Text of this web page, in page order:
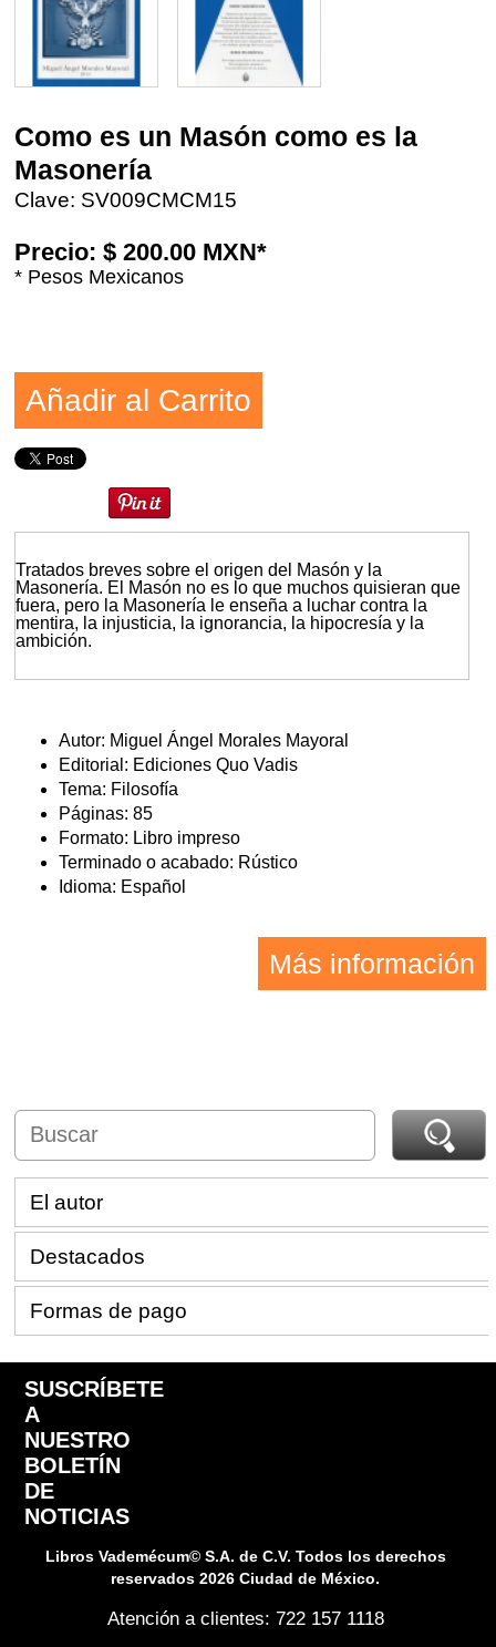
Como es un Masón como es la
Masonería
Clave: SV009CMCM15
Precio: $ 200.00 MXN*
* Pesos Mexicanos
Añadir al Carrito
Tratados breves sobre el origen del Masón y la
Masonería. El Masón no es lo que muchos quisieran que
fuera, pero la Masonería le enseña a luchar contra la
mentira, la injusticia, la ignorancia, la hipocresía y la
ambición.
Autor: Miguel Ángel Morales Mayoral
Editorial: Ediciones Quo Vadis
Tema: Filosofía
Páginas: 85
Formato: Libro impreso
Terminado o acabado: Rústico
Idioma: Español
Más información
El autor
Destacados
Formas de pago
SUSCRÍBETE
A
NUESTRO
BOLETÍN
DE
NOTICIAS
Libros Vademécum© S.A. de C.V. Todos los derechos
reservados 2026 Ciudad de México.
Atención a clientes: 722 157 1118